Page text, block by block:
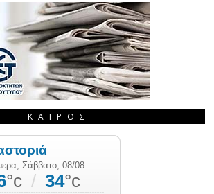
ΚΑΙΡΌΣ